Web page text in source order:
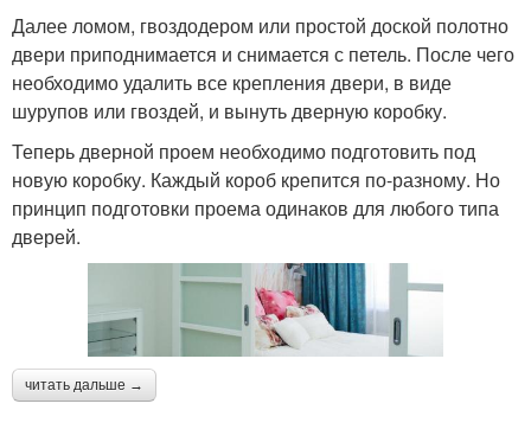
Далее ломом, гвоздодером или простой доской полотно
двери приподнимается и снимается с петель. После чего
необходимо удалить все крепления двери, в виде
шурупов или гвоздей, и вынуть дверную коробку.
Теперь дверной проем необходимо подготовить под
новую коробку. Каждый короб крепится по-разному. Но
принцип подготовки проема одинаков для любого типа
дверей.
читать дальше →